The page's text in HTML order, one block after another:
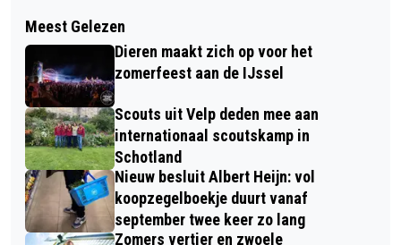
TWEEDEHANDS
DAMESKLEDINGWINKEL VOOR ÉÉN
DAG DOET WEER GOEDE ZAKEN
“IT PAAD BJUSTER” PROLONGEERT
TITEL STRAATKEGELTOERNOOI
DIEREN!
Meest Gelezen
Dieren maakt zich op voor het
zomerfeest aan de IJssel
Scouts uit Velp deden mee aan
internationaal scoutskamp in
Schotland
Nieuw besluit Albert Heijn: vol
koopzegelboekje duurt vanaf
september twee keer zo lang
Zomers vertier en zwoele